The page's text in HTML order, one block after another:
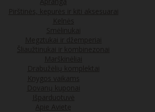
Pirštinės, kepurės ir kiti aksesuarai
Kelnės
Smėlinukai
Megztukai ir džemperiai
Šliaužtinukai ir kombinezonai
Marškinėliai
Drabužėlių komplektai
Knygos vaikams
Dovanų kuponai
Išparduotuvė
Apie Avietę